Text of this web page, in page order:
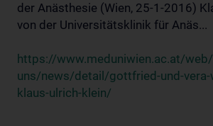
der Anästhesie (Wien, 25-1-2016)
von der Universitätsklinik für Anäs...
https://www.meduniwien.ac.at/
uns/news/detail/gottfried-und-vera-
klaus-ulrich-klein/